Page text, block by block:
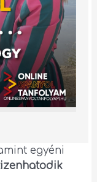
egyéni